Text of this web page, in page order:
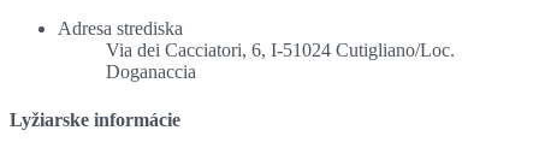
Adresa strediska
Via dei Cacciatori, 6, I-51024 Cutigliano/Loc.
Doganaccia
Lyžiarske informácie